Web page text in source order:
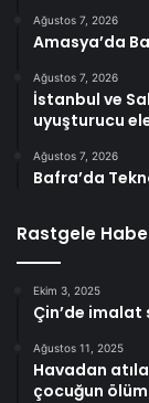
Ağustos 7, 2026
Amasya’da
Ağustos 7, 2026
İstanbul ve
uyuşturucu
Ağustos 7, 2026
Bafra’da
Rastgele
Ekim 3, 2025
Çin’de
Ağustos 11, 2025
Havadan
çocuğun